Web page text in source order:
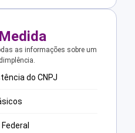
as informações sobre um
do CNPJ